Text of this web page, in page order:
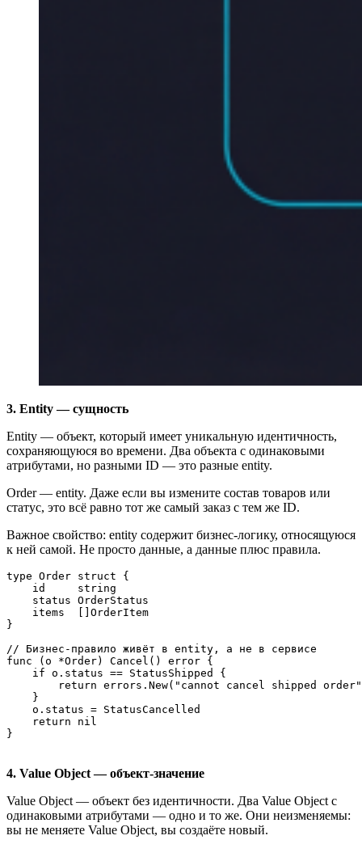
3. Entity — сущность
Entity — объект, который имеет уникальную идентичность,
сохраняющуюся во времени. Два объекта с одинаковыми
атрибутами, но разными ID — это разные entity.
Order — entity. Даже если вы измените состав товаров или
статус, это всё равно тот же самый заказ с тем же ID.
Важное свойство: entity содержит бизнес-логику, относящуюся
к ней самой. Не просто данные, а данные плюс правила.
type Order struct {
    id     string
    status OrderStatus
    items  []OrderItem
}
// Бизнес-правило живёт в entity, а не в сервисе
func (o *Order) Cancel() error {
    if o.status == StatusShipped {
return errors.New("cannot cancel shipped
    }
    o.status = StatusCancelled
    return nil
}
4. Value Object — объект-значение
Value Object — объект без идентичности. Два Value Object с
одинаковыми атрибутами — одно и то же. Они неизменяемы:
вы не меняете Value Object, вы создаёте новый.